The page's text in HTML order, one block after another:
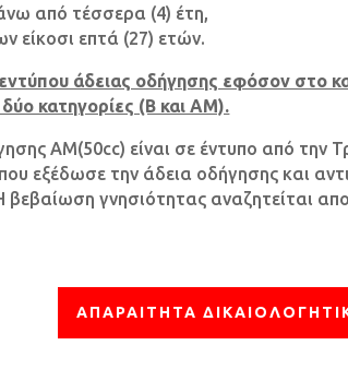
από τέσσερα (4) έτη,
είκοσι επτά (27) ετών.
άδειας οδήγησης εφόσον στο
κατηγορίες (Β και ΑΜ).
ΑΜ(50cc) είναι σε έντυπο από την
εξέδωσε την άδεια οδήγησης και
γνησιότητας αναζητείται
ΑΠΑΡΑΙΤΗΤΑ